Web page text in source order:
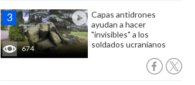
674
Capas antidrones
ayudan a hacer
"invisibles" a los
soldados ucranianos